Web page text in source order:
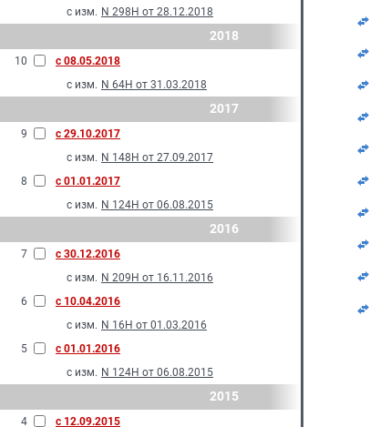
с изм. N 298Н от 28.12.2018
2018
10
с 08.05.2018
с изм. N 64Н от 31.03.2018
2017
9
с 29.10.2017
с изм. N 148Н от 27.09.2017
8
с 01.01.2017
с изм. N 124Н от 06.08.2015
2016
7
с 30.12.2016
с изм. N 209Н от 16.11.2016
6
с 10.04.2016
с изм. N 16Н от 01.03.2016
5
с 01.01.2016
с изм. N 124Н от 06.08.2015
2015
4 с 12.09.2015